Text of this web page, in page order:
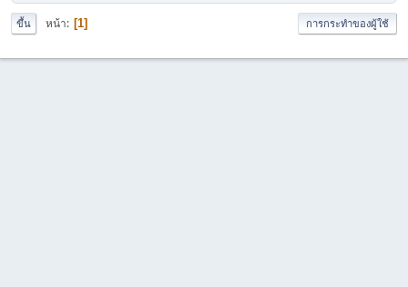
ขึ้น หน้า 1 การกระทำของผู้ใช้